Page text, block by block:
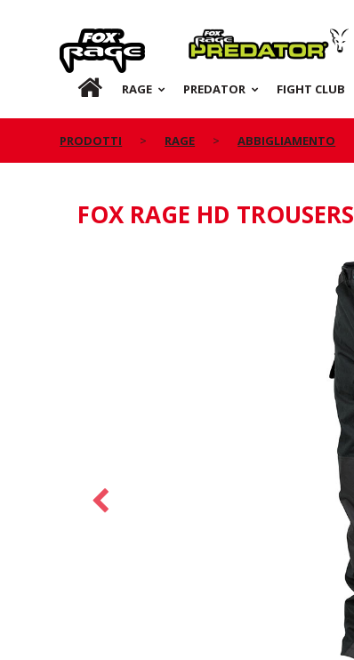
Rage Predator
IT RAGE PREDATOR FIGHT CLUB
PRODOTTI RAGE ABBIGLIAMENTO
FOX RAGE HD TROUSERS